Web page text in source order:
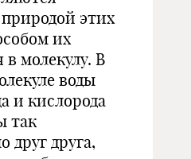
этих
их
молекулу. В
воды
и кислорода
так
друг друга,